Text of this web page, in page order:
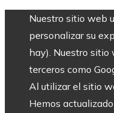
Nuestro sitio web
personalizar su
hay). Nuestro
terceros como
Al utilizar el sitio
Hemos